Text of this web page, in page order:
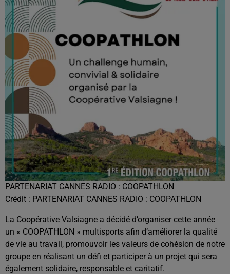
PARTENARIAT CANNES RADIO : COOPATHLON
Crédit : PARTENARIAT CANNES RADIO : COOPATHLON
La Coopérative Valsiagne a décidé d’organiser cette année
un « COOPATHLON » multisports afin d’améliorer la qualité
de vie au travail, promouvoir les valeurs de cohésion de notre
groupe en réalisant un défi et participer à un projet qui sera
également solidaire, responsable et caritatif.